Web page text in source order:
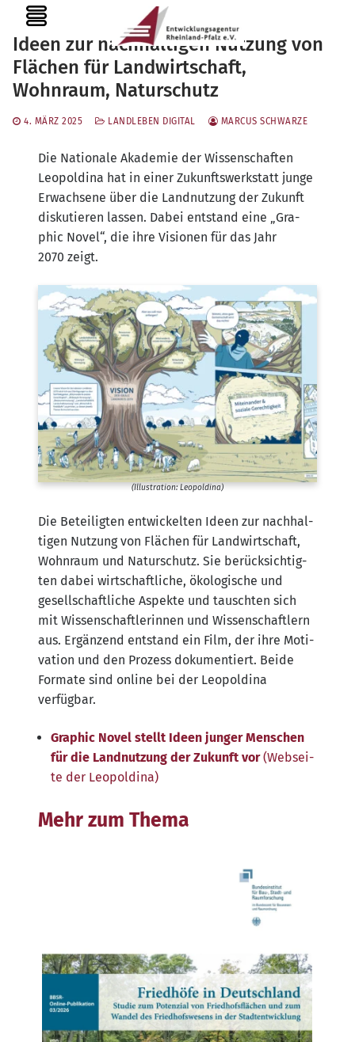
Inhalt
springen
Ideen zur nachhaltigen Nutzung von
Flächen für Landwirtschaft,
Wohnraum, Naturschutz
4. MÄRZ 2025 LANDLEBEN DIGITAL MARCUS SCHWARZE
Die Natio­na­le Aka­de­mie der Wis­sen­schaf­ten
Leo­pol­di­na hat in einer Zukunfts­werk­statt jun­ge
Erwach­se­ne über die Land­nut­zung der Zukunft
dis­ku­tie­ren las­sen. Dabei ent­stand eine „Gra­
phic Novel“, die ihre Visio­nen für das Jahr
2070 zeigt.
(Illus­tra­ti­on: Leopoldina)
Die Betei­lig­ten ent­wi­ckel­ten Ideen zur nach­hal­
ti­gen Nut­zung von Flä­chen für Land­wirt­schaft,
Wohn­raum und Natur­schutz. Sie berück­sich­tig­
ten dabei wirt­schaft­li­che, öko­lo­gi­sche und
gesell­schaft­li­che Aspek­te und tausch­ten sich
mit Wis­sen­schaft­le­rin­nen und Wis­sen­schaft­lern
aus. Ergän­zend ent­stand ein Film, der ihre Moti­
va­ti­on und den Pro­zess doku­men­tiert. Bei­de
For­ma­te sind online bei der Leo­pol­di­na
verfügbar.
Gra­phic Novel stellt Ideen jun­ger Men­schen
für die Land­nut­zung der Zukunft vor(Web­sei­
te der Leopoldina)
Mehr zum Thema